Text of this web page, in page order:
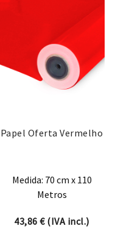
Papel Oferta Vermelho
Medida: 70 cm x 110
Metros
43,86€(IVA incl.)